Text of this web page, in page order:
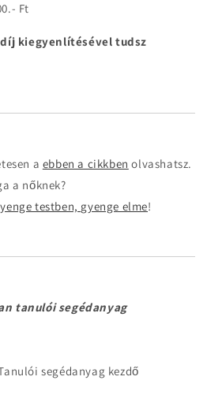
Ft
kiegyenlítésével tudsz
a ebben a cikkben olvashatsz.
a nőknek?
testben, gyenge elme!
tanulói segédanyag
segédanyag kezdő